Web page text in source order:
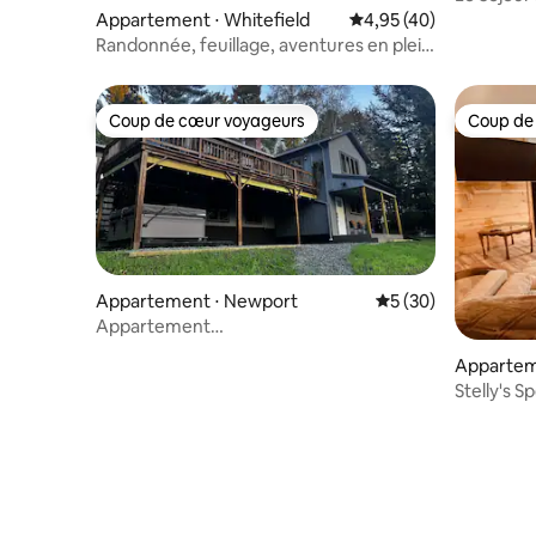
Appartement ⋅ Whitefield Évaluation moyenne
4,95 (40)
Randonnée, feuillage, aventures en plein
Coup de cœur voyageurs
Coup de cœur voyageurs
Appartement ⋅ Newport Évaluation
5 (30)
Appartement
Coup
Coup
Stelly's